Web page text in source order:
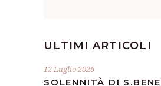
ULTIMI ARTICOLI
12 Luglio 2026
SOLENNITÀ DI